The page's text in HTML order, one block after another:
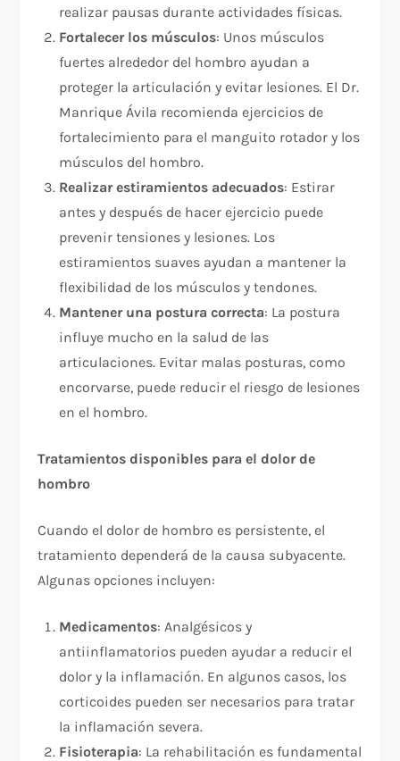
realizar pausas durante actividades físicas.
Fortalecer los músculos: Unos músculos
fuertes alrededor del hombro ayudan a
proteger la articulación y evitar lesiones. El Dr.
Manrique Ávila recomienda ejercicios de
fortalecimiento para el manguito rotador y los
músculos del hombro.
Realizar estiramientos adecuados: Estirar
antes y después de hacer ejercicio puede
prevenir tensiones y lesiones. Los
estiramientos suaves ayudan a mantener la
flexibilidad de los músculos y tendones.
Mantener una postura correcta: La postura
influye mucho en la salud de las
articulaciones. Evitar malas posturas, como
encorvarse, puede reducir el riesgo de lesiones
en el hombro.
Tratamientos disponibles para el dolor de
hombro
Cuando el dolor de hombro es persistente, el
tratamiento dependerá de la causa subyacente.
Algunas opciones incluyen:
Medicamentos: Analgésicos y
antiinflamatorios pueden ayudar a reducir el
dolor y la inflamación. En algunos casos, los
corticoides pueden ser necesarios para tratar
la inflamación severa.
Fisioterapia: La rehabilitación es fundamental